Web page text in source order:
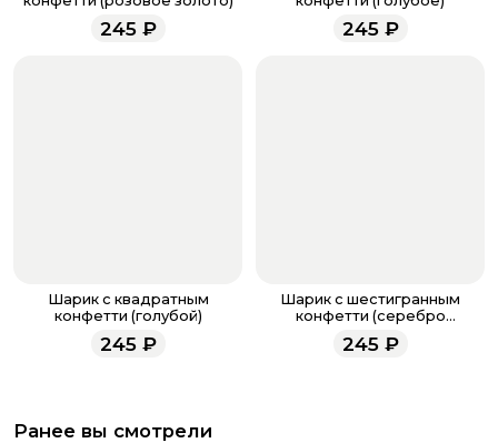
менеджеры работают ежедневно с 9.00 до 23.00 и
всегда рады проконсультировать вас.
245₽ 245₽
Шарик с квадратным
конфетти (голубой)
245₽
Шарик с шестигранным
конфетти (серебро
245₽
Ранее вы смотрели